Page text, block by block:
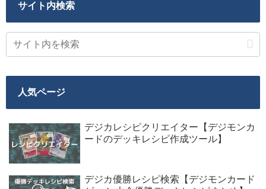
サイト内検索
人気ページ
デジカレシピクリエイター【デジモンカ
ードのデッキレシピ作成ツール】
デジカ優勝レシピ検索【デジモンカード